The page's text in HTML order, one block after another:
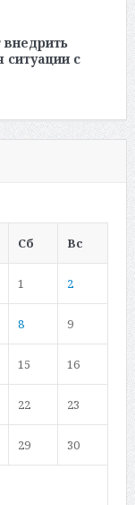
ситуации с
Сб Вс
1 2
8 9
15 16
22 23
29 30